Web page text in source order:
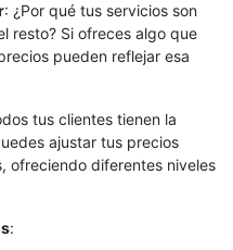
: ¿Por qué tus servicios son
resto? Si ofreces algo que
pueden reflejar esa
tus clientes tienen la
ajustar tus precios
ofreciendo diferentes niveles
: